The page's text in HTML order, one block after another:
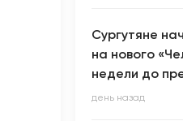
Сургутяне
на нового
недели до
день назад